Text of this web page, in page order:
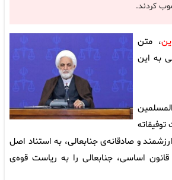
کردند.
، متن
به این
و صادقانه‌ی جنابعالی، به استناد اصل
اساسی، جنابعالی را به ریاست قوه‌ی